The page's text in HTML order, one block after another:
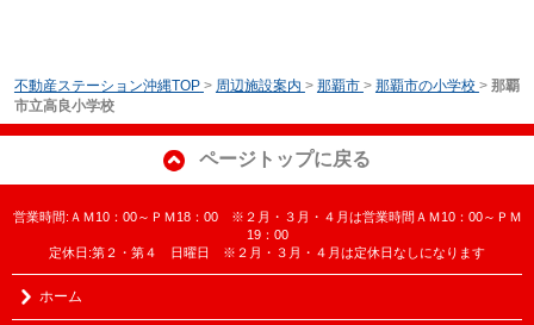
不動産ステーション沖縄TOP > 周辺施設案内 > 那覇市 > 那覇市の小学校 > 那覇
市立高良小学校
ページトップに戻る
営業時間:ＡＭ10：00～ＰＭ18：00 ※２月・３月・４月は営業時間ＡＭ10：00～ＰＭ
19：00
定休日:第２・第４ 日曜日 ※２月・３月・４月は定休日なしになります
ホーム